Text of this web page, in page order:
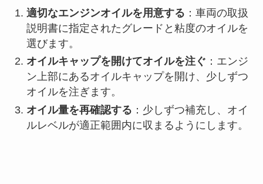
適切なエンジンオイルを用意する ：車両の取扱
説明書に指定されたグレードと粘度のオイルを
選びます。
オイルキャップを開けてオイルを注ぐ ：エンジ
ン上部にあるオイルキャップを開け、少しずつ
オイルを注ぎます。
オイル量を再確認する ：少しずつ補充し、オイ
ルレベルが適正範囲内に収まるようにします。